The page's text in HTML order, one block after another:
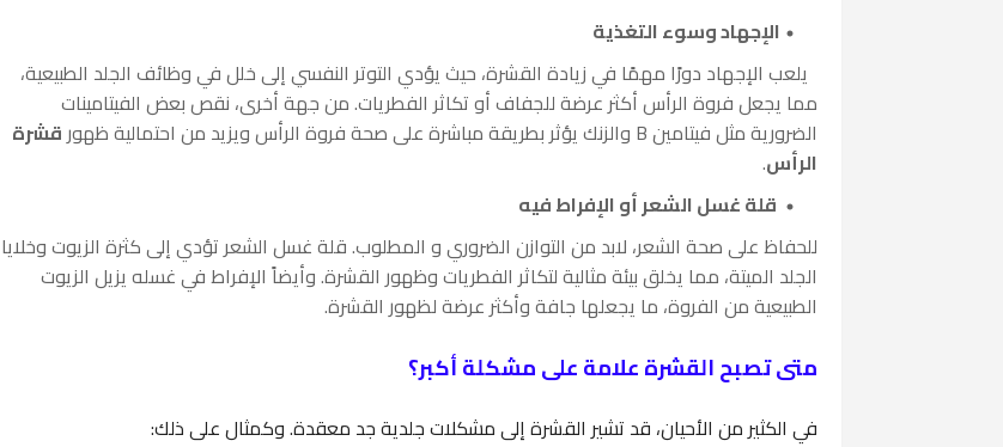
الإجهاد وسوء التغذية
يلعب الإجهاد دورًا مهمًا في زيادة القشرة، حيث يؤدي التوتر النفسي إلى خلل في وظائف الجلد الطبيعية،
مما يجعل فروة الرأس أكثر عرضة للجفاف أو تكاثر الفطريات. من جهة أخرى، نقص بعض الفيتامينات
الضرورية مثل فيتامين B والزنك يؤثر بطريقة مباشرة على صحة فروة الرأس ويزيد من احتمالية ظهور
قشرة
الرأس.
قلة غسل الشعر أو الإفراط فيه
للحفاظ على صحة الشعر، لابد من التوازن الضروري و المطلوب. قلة غسل الشعر تؤدي إلى كثرة الزيوت وخلايا
الجلد الميتة، مما يخلق بيئة مثالية لتكاثر الفطريات وظهور القشرة. وأيضاً الإفراط في غسله يزيل الزيوت
الطبيعية من الفروة، ما يجعلها جافة وأكثر عرضة لظهور القشرة.
متى تصبح القشرة علامة على مشكلة أكبر؟
في الكثير من الأحيان، قد تشير القشرة إلى مشكلات جلدية جد معقدة. وكمثال على ذلك: